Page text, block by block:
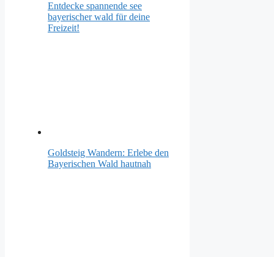
Entdecke spannende see
bayerischer wald für deine
Freizeit!
Goldsteig Wandern: Erlebe den
Bayerischen Wald hautnah